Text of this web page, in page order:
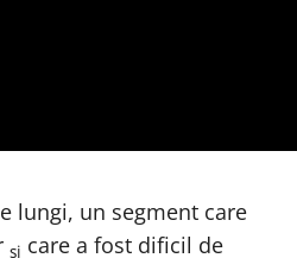
lungi, un segment care
și care a fost dificil de